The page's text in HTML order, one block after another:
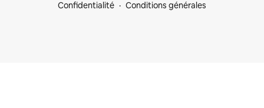
Confidentialité
Conditions générales